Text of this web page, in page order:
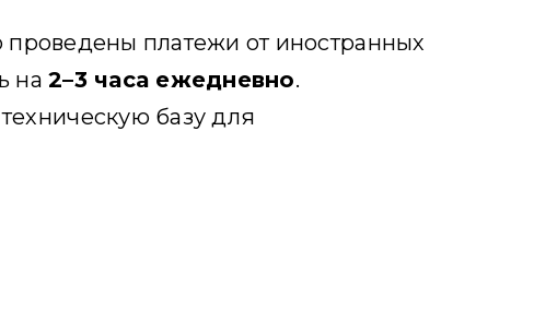
проведены платежи от иностранных
на2–3 часа ежедневно.
базу для